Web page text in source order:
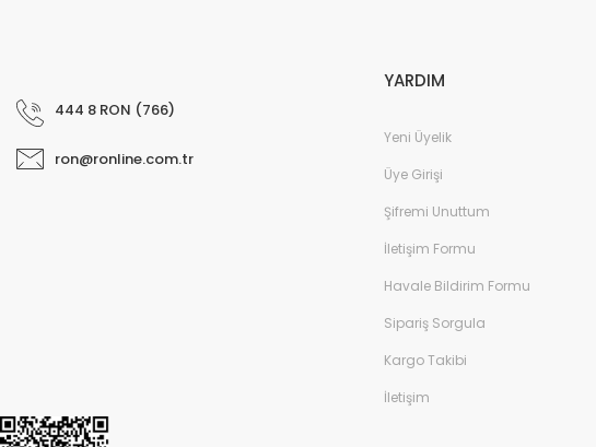
444 8 RON (766)
ron@ronline.com.tr
YARDIM
Yeni Üyelik
Üye Girişi
Şifremi Unuttum
İletişim Formu
Havale Bildirim Formu
Sipariş Sorgula
Kargo Takibi
İletişim